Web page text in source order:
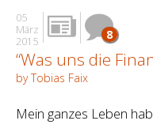
05
März
2015
8
“Was uns die
by Tobias Faix
Mein ganzes Leben